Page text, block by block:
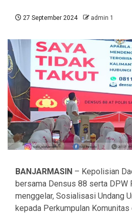
27 September 2024 admin 1
BANJARMASIN – Kepolisian
bersama Densus 88 serta DPW
menggelar, Sosialisasi Undang
kepada Perkumpulan Komunitas